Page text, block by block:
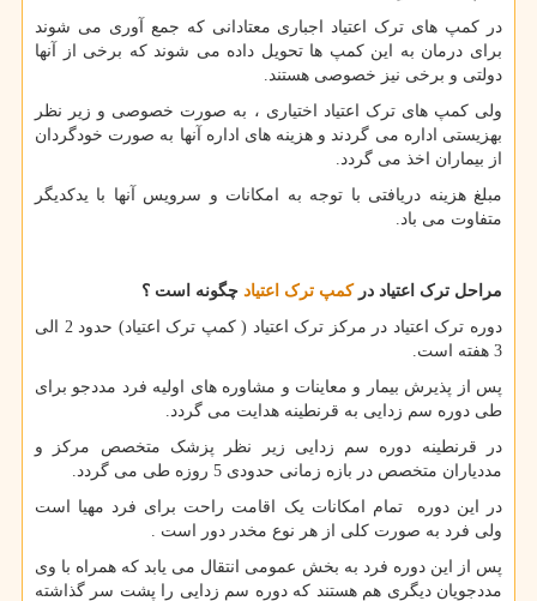
در کمپ های ترک اعتیاد اجباری معتادانی که جمع آوری می شوند
برای درمان به این کمپ ها تحویل داده می شوند که برخی از آنها
دولتی و برخی نیز خصوصی هستند.
ولی کمپ های ترک اعتیاد اختیاری ، به صورت خصوصی و زیر نظر
بهزیستی اداره می گردند و هزینه های اداره آنها به صورت خودگردان
از بیماران اخذ می گردد.
مبلغ هزینه دریافتی با توجه به امکانات و سرویس آنها با یدکدیگر
متفاوت می باد.
مراحل ترک اعتیاد درکمپ ترک اعتیاد چگونه است ؟
دوره ترک اعتیاد در مرکز ترک اعتیاد ( کمپ ترک اعتیاد) حدود 2 الی
3 هفته است.
پس از پذیرش بیمار و معاینات و مشاوره های اولیه فرد مددجو برای
طی دوره سم زدایی به قرنطینه هدایت می گردد.
در قرنطینه دوره سم زدایی زیر نظر پزشک متخصص مرکز و
مددیاران متخصص در بازه زمانی حدودی 5 روزه طی می گردد.
در این دوره تمام امکانات یک اقامت راحت برای فرد مهیا است
ولی فرد به صورت کلی از هر نوع مخدر دور است .
پس از این دوره فرد به بخش عمومی انتقال می یابد که همراه با وی
مددجویان دیگری هم هستند که دوره سم زدایی را پشت سر گذاشته